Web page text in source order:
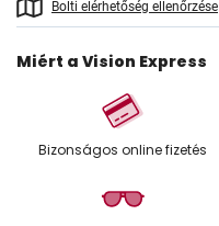
Bolti elérhetőség ellenőrzése
Miért a Vision Express
Bizonságos online fizetés